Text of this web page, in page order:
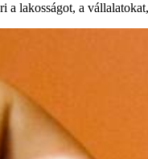
lakosságot, a